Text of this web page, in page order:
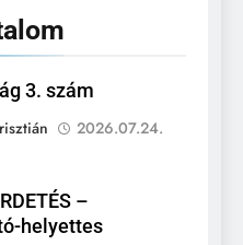
3. szám
2026.07.24.
–
helyettes